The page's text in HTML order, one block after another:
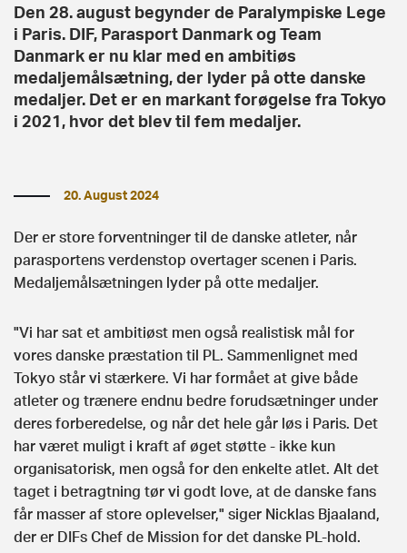
Den 28. august begynder de Paralympiske Lege
i Paris. DIF, Parasport Danmark og Team
Danmark er nu klar med en ambitiøs
medaljemålsætning, der lyder på otte danske
medaljer. Det er en markant forøgelse fra Tokyo
i 2021, hvor det blev til fem medaljer.
20. August 2024
Der er store forventninger til de danske atleter, når
parasportens verdenstop overtager scenen i Paris.
Medaljemålsætningen lyder på otte medaljer.
"Vi har sat et ambitiøst men også realistisk mål for
vores danske præstation til PL. Sammenlignet med
Tokyo står vi stærkere. Vi har formået at give både
atleter og trænere endnu bedre forudsætninger under
deres forberedelse, og når det hele går løs i Paris. Det
har været muligt i kraft af øget støtte - ikke kun
organisatorisk, men også for den enkelte atlet. Alt det
taget i betragtning tør vi godt love, at de danske fans
får masser af store oplevelser," siger Nicklas Bjaaland,
der er DIFs Chef de Mission for det danske PL-hold.